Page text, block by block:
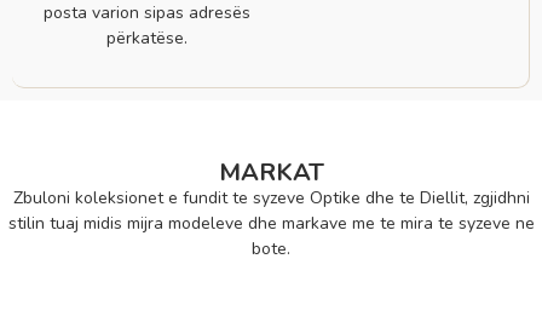
posta varion sipas adresës
përkatëse.
MARKAT
Zbuloni koleksionet e fundit te syzeve Optike dhe te Diellit, zgjidhni
stilin tuaj midis mijra modeleve dhe markave me te mira te syzeve ne
bote.